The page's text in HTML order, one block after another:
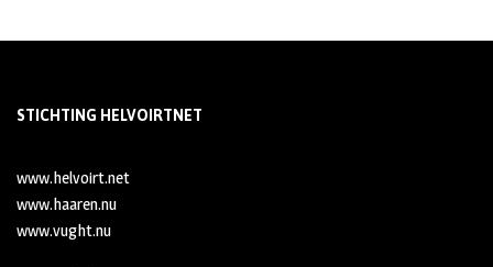
STICHTING HELVOIRTNET
www.helvoirt.net
www.haaren.nu
www.vught.nu